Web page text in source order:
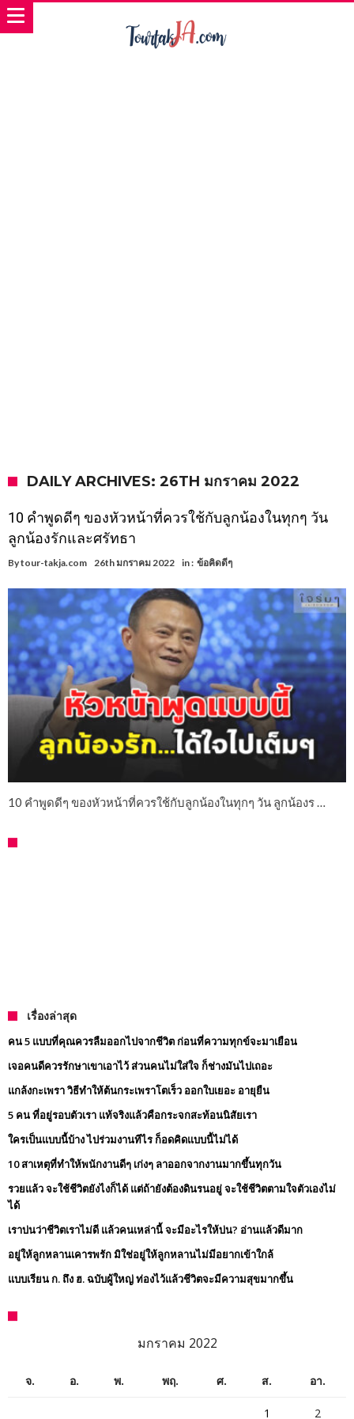
DAILY ARCHIVES: 26TH มกราคม 2022
10 คำพูดดีๆ ของหัวหน้าที่ควรใช้กับลูกน้องในทุกๆ วัน
ลูกน้องรักและศรัทธา
Bytour-takja.com 26th มกราคม 2022 in : ข้อคิดดีๆ
10 คำพูดดีๆ ของหัวหน้าที่ควรใช้กับลูกน้องในทุกๆ วัน ลูกน้องร …
เรื่องล่าสุด
คน 5 แบบที่คุณควรลืมออกไปจากชีวิต ก่อนที่ความทุกข์จะมาเยือน
เจอคนดีควรรักษาเขาเอาไว้ ส่วนคนไม่ใส่ใจ ก็ช่างมันไปเถอะ
แกล้งกะเพรา วิธีทำให้ต้นกระเพราโตเร็ว ออกใบเยอะ อายุยืน
5 คน ที่อยู่รอบตัวเรา แท้จริงแล้วคือกระจกสะท้อนนิสัยเรา
ใครเป็นแบบนี้บ้าง ไปร่วมงานทีไร ก็อดคิดแบบนี้ไม่ได้
10 สาเหตุที่ทำให้พนักงานดีๆ เก่งๆ ลาออกจากงานมากขึ้นทุกวัน
รวยแล้ว จะใช้ชีวิตยังไงก็ได้ แต่ถ้ายังต้องดินรนอยู่ จะใช้ชีวิตตามใจตัวเองไม่
ได้
เราบ่นว่าชีวิตเราไม่ดี แล้วคนเหล่านี้ จะมีอะไรให้บ่น? อ่านแล้วดีมาก
อยู่ให้ลูกหลานเคารพรัก มิใช่อยู่ให้ลูกหลานไม่มีอยากเข้าใกล้
แบบเรียน ก. ถึง ฮ. ฉบับผู้ใหญ่ ท่องไว้แล้วชีวิตจะมีความสุขมากขึ้น
มกราคม 2022
จ. อ. พ. พฤ. ศ. ส. อา.
1 2